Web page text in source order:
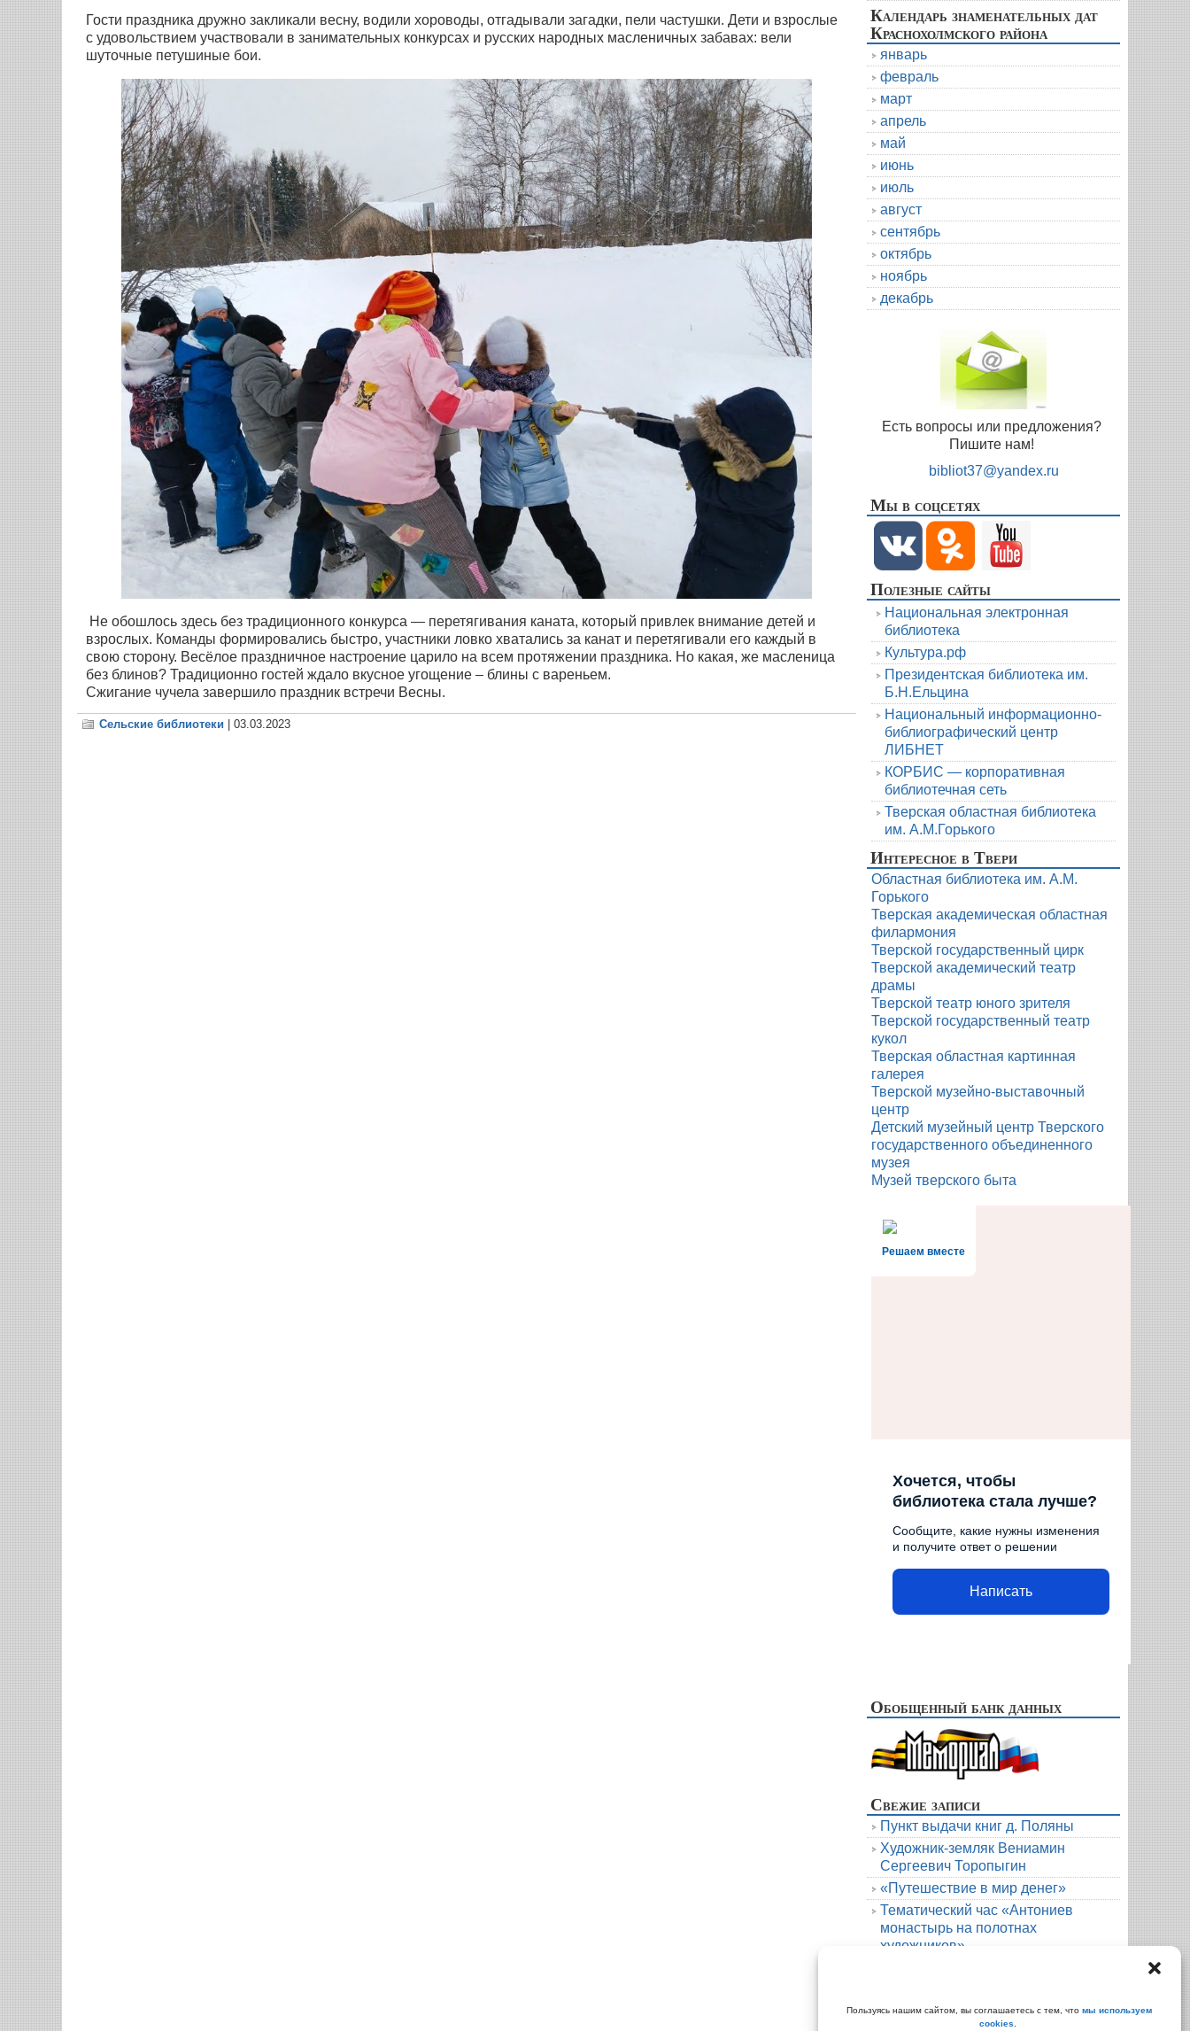
Пользуясь нашим сайтом, вы соглашаетесь с тем, что мы используем
cookies
Гости праздника дружно закликали весну, водили хороводы, отгадывали загадки, пели частушки. Дети и взрослые
с удовольствием участвовали в занимательных конкурсах и русских народных масленичных забавах: вели
шуточные петушиные бои.
Не обошлось здесь без традиционного конкурса — перетягивания каната, который привлек внимание детей и
взрослых. Команды формировались быстро, участники ловко хватались за канат и перетягивали его каждый в
свою сторону. Весёлое праздничное настроение царило на всем протяжении праздника. Но какая, же масленица
без блинов? Традиционно гостей ждало вкусное угощение – блины с вареньем.
Сжигание чучела завершило праздник встречи Весны.
Сельские библиотеки | 03.03.2023
Календарь знаменательных дат
Краснохолмского района
январь
февраль
март
апрель
май
июнь
июль
август
сентябрь
октябрь
ноябрь
декабрь
Есть вопросы или предложения?
Пишите нам!
bibliot37@yandex.ru
Мы в соцсетях
Полезные сайты
Национальная электронная
библиотека
Культура.рф
Президентская библиотека им.
Б.Н.Ельцина
Национальный информационно-
библиографический центр
ЛИБНЕТ
КОРБИС — корпоративная
библиотечная сеть
Тверская областная библиотека
им. А.М.Горького
Интересное в Твери
Областная библиотека им. А.М.
Горького
Тверская академическая областная
филармония
Тверской государственный цирк
Тверской академический театр
драмы
Тверской театр юного зрителя
Тверской государственный театр
кукол
Тверская областная картинная
галерея
Тверской музейно-выставочный
центр
Детский музейный центр Тверского
государственного объединенного
музея
Музей тверского быта
Решаем вместе
Хочется, чтобы
библиотека стала лучше?
Сообщите, какие нужны изменения
и получите ответ о решении
Написать
Обобщенный банк данных
Свежие записи
Пункт выдачи книг д. Поляны
Художник-земляк Вениамин
Сергеевич Торопыгин
«Путешествие в мир денег»
Тематический час «Антониев
монастырь на полотнах
художников»
Архивы